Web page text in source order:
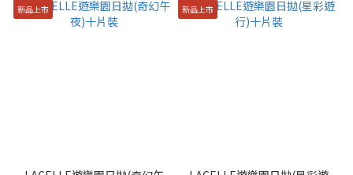
新品上市 新品上市